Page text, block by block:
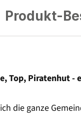
Produkt-
Top, Piratenhut -
die ganze